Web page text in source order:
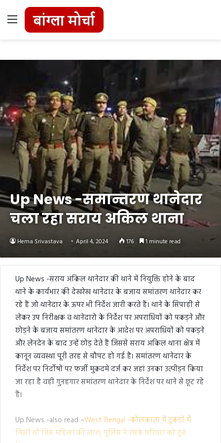
Menu
Up News -समान्तरण थानेदार
चला रहा सराय अकिल थाना
Hema Srivastava April 4, 2024 176 1 minute read
Up News -सराय अकिल थानेदार की थाने में नियुक्ति होने के बाद
थाने के कार्यभार की देखरेख थानेदार के बजाय समांतरण थानेदार कर
रहे हैं जो थानेदार के ऊपर भी निर्देश जारी करते हैं। थाने के सिपाही से
लेकर उप निरीक्षक व थानेदारो के निर्देश पर अपराधियों को पकड़ने और
छोड़ने के बजाय समांतरण थानेदार के आदेश पर अपराधियों को पकड़ने
और लेनदेन के बाद उन्हें छोड़ देते हैं जिससे सराय अकिल थाना क्षेत्र में
कानून व्यवस्था पूरी तरह से चौपट हो गई है। समांतरण थानेदार के
निर्देश पर निर्दोषों पर फर्जी मुकदमे दर्ज कर जहां उनका उत्पीड़न किया
जा रहा है वही गुनहगार समांतरण थानेदार के निर्देश पर थाने से छूट रहे
हैं।
Up News -also read –West Bengal -कोलकाता में टुकड़ों में
मिली थी जिस महिला की लाश, पुलिस ने उसके परिवार को ढूंढ